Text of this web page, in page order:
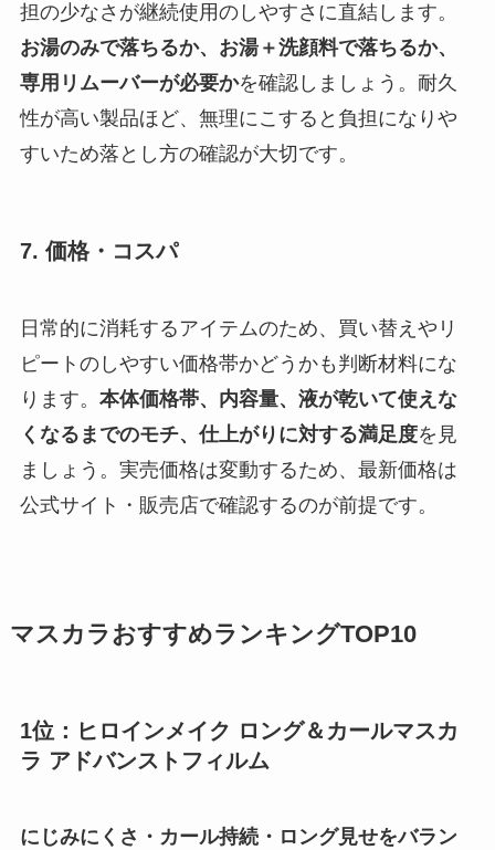
担の少なさが継続使用のしやすさに直結します。
お湯のみで落ちるか、お湯＋洗顔料で落ちるか、
専用リムーバーが必要かを確認しましょう。耐久
性が高い製品ほど、無理にこすると負担になりや
すいため落とし方の確認が大切です。
7. 価格・コスパ
日常的に消耗するアイテムのため、買い替えやリ
ピートのしやすい価格帯かどうかも判断材料にな
ります。 本体価格帯、内容量、液が乾いて使えな
くなるまでのモチ、仕上がりに対する満足度を見
ましょう。実売価格は変動するため、最新価格は
公式サイト・販売店で確認するのが前提です。
マスカラおすすめランキングTOP10
1位：ヒロインメイク ロング＆カールマスカ
ラ アドバンストフィルム
にじみにくさ・カール持続・ロング見せをバラン